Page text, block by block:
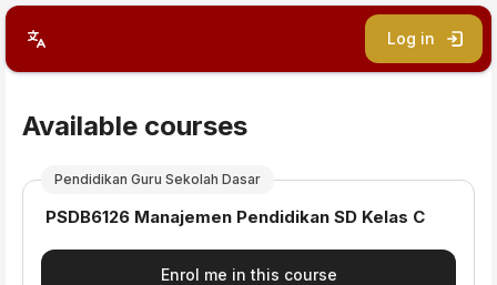
Skip to main content
Log in
Blocks
Available courses
Pendidikan Guru Sekolah Dasar
Course name
PSDB6126 Manajemen Pendidikan SD Kelas C
Enrol me in this course